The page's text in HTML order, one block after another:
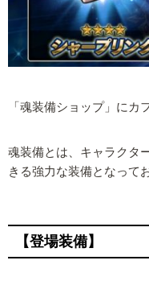
「魂装備ショップ」にカ
魂装備とは、キャラクタ
きる強力な装備となって
【登場装備】